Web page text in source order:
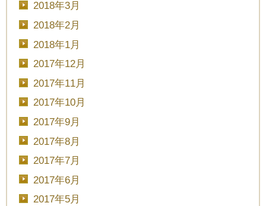
2018年3月
2018年2月
2018年1月
2017年12月
2017年11月
2017年10月
2017年9月
2017年8月
2017年7月
2017年6月
2017年5月
■■■タイトル■■■
TEL.0120-117-548